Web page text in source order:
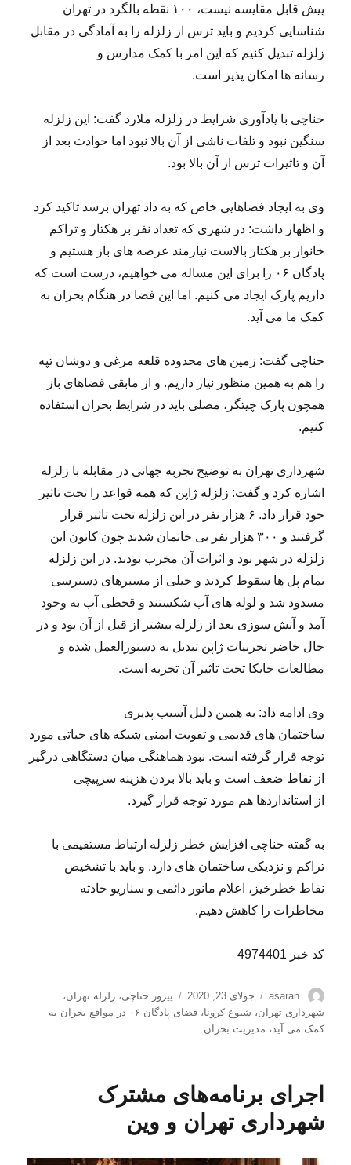
پیش قابل مقایسه نیست، ۱۰۰ نقطه بالگرد در تهران
شناسایی کردیم و باید ترس از زلزله را به آمادگی در مقابل
زلزله تبدیل کنیم که این امر با کمک مدارس و
رسانه ها امکان پذیر است.
حناچی با یادآوری شرایط در زلزله ملارد گفت: این زلزله
سنگین نبود و تلفات ناشی از آن بالا نبود اما حوادث بعد از
آن و تاثیرات ترس از آن بالا بود.
وی به ایجاد فضاهایی خاص که به داد تهران برسد تاکید کرد
و اظهار داشت: در شهری که تعداد نفر بر هکتار و تراکم
خانوار بر هکتار بالاست نیازمند عرصه های باز هستیم و
پادگان ۰۶ را برای این مساله می خواهیم، درست است که
داریم پارک ایجاد می کنیم. اما این فضا در هنگام بحران به
کمک ما می آید.
حناچی گفت: زمین های محدوده قلعه مرغی و دوشان تپه
را هم به همین منظور نیاز داریم. و از مابقی فضاهای باز
همچون پارک چیتگر، مصلی باید در شرایط بحران استفاده
کنیم.
شهرداری تهران به توضیح تجربه جهانی در مقابله با زلزله
اشاره کرد و گفت: زلزله ژاپن که همه قواعد را تحت تاثیر
خود قرار داد. ۶ هزار نفر در این زلزله تحت تاثیر قرار
گرفتند و ۳۰۰ هزار نفر بی خانمان شدند چون کانون این
زلزله در شهر بود و اثرات آن مخرب بودند. در این زلزله
تمام پل ها سقوط کردند و خیلی از مسیرهای دسترسی
مسدود شد و لوله های آب شکستند و قحطی آب به وجود
آمد و آتش سوزی بعد از زلزله بیشتر از قبل از آن بود و در
حال حاضر تجربیات ژاپن تبدیل به دستورالعمل شده و
مطالعات جایکا تحت تاثیر آن تجربه است.
وی ادامه داد: به همین دلیل آسیب پذیری
ساختمان های قدیمی و تقویت ایمنی شبکه های حیاتی مورد
توجه قرار گرفته است. نبود هماهنگی میان دستگاهی درگیر
از نقاط ضعف است و باید بالا بردن هزینه سرپیچی
از استانداردها هم مورد توجه قرار گیرد.
به گفته حناچی افزایش خطر زلزله ارتباط مستقیمی با
تراکم و نزدیکی ساختمان های دارد. و باید با تشخیص
نقاط خطرخیز، اعلام مانور دائمی و سناریو حادثه
مخاطرات را کاهش دهیم.
کد خبر 4974401
نویسنده
asaran
ارسال
شده
در
جولای 23, 2020 برچسب‌ها
پیروز حناچی،زلزله تهران،
شهرداری تهران، شیوع کرونا ،
فضای پادگان ۰۶ در مواقع بحران به
کمک می آید ، مدیریت بحران
اجرای برنامه‌های مشترک
شهرداری تهران و وین